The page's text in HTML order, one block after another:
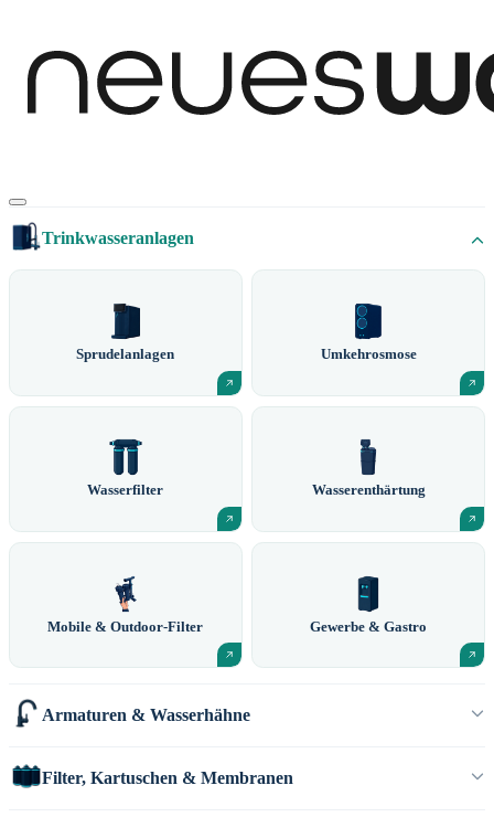
Trinkwasseranlagen
Sprudelanlagen Umkehrosmose
Wasserfilter Wasserenthärtung
Mobile & Outdoor-Filter Gewerbe & Gastro
Armaturen & Wasserhähne
Filter, Kartuschen & Membranen